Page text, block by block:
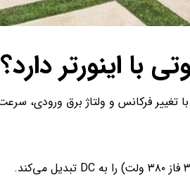
اینورتر دارد؟